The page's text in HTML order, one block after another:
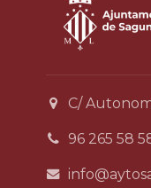
C/
96 265 58